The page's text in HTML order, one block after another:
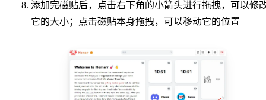
添加完磁贴后，点击右下角的小箭头进行拖拽，可以修
它的大小；点击磁贴本身拖拽，可以移动它的位置